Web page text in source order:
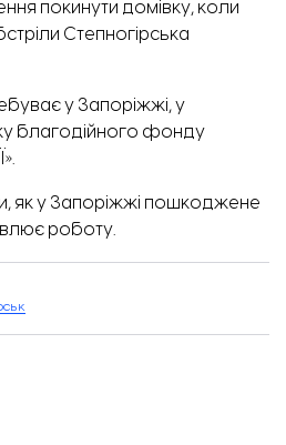
покинути домівку, коли
Степногірська
у Запоріжжі, у
благодійного фонду
як у Запоріжжі пошкоджене
роботу.